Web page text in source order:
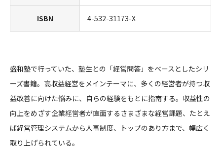
ISBN 4-532-31173-X
盛和塾で行っていた、塾生との「経営問答」をベースとしたシリ
ーズ書籍。高収益経営をメインテーマに、多くの経営者が持つ収
益改善に向けた悩みに、自らの経験をもとに指南する。収益性の
向上をめざす企業経営者が直面するさまざまな経営課題、たとえ
ば経営管理システムから人事制度、トップのあり方まで、幅広く
取り上げられている。